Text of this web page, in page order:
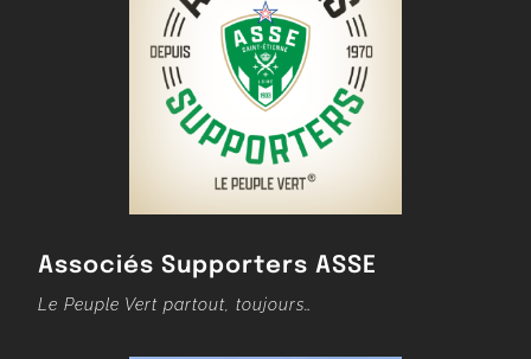
Associés Supporters ASSE
Le Peuple Vert partout, toujours…